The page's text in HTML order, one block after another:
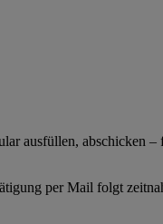
ausfüllen, abschicken –
per Mail folgt